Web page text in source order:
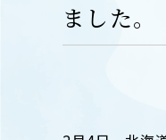
ました。